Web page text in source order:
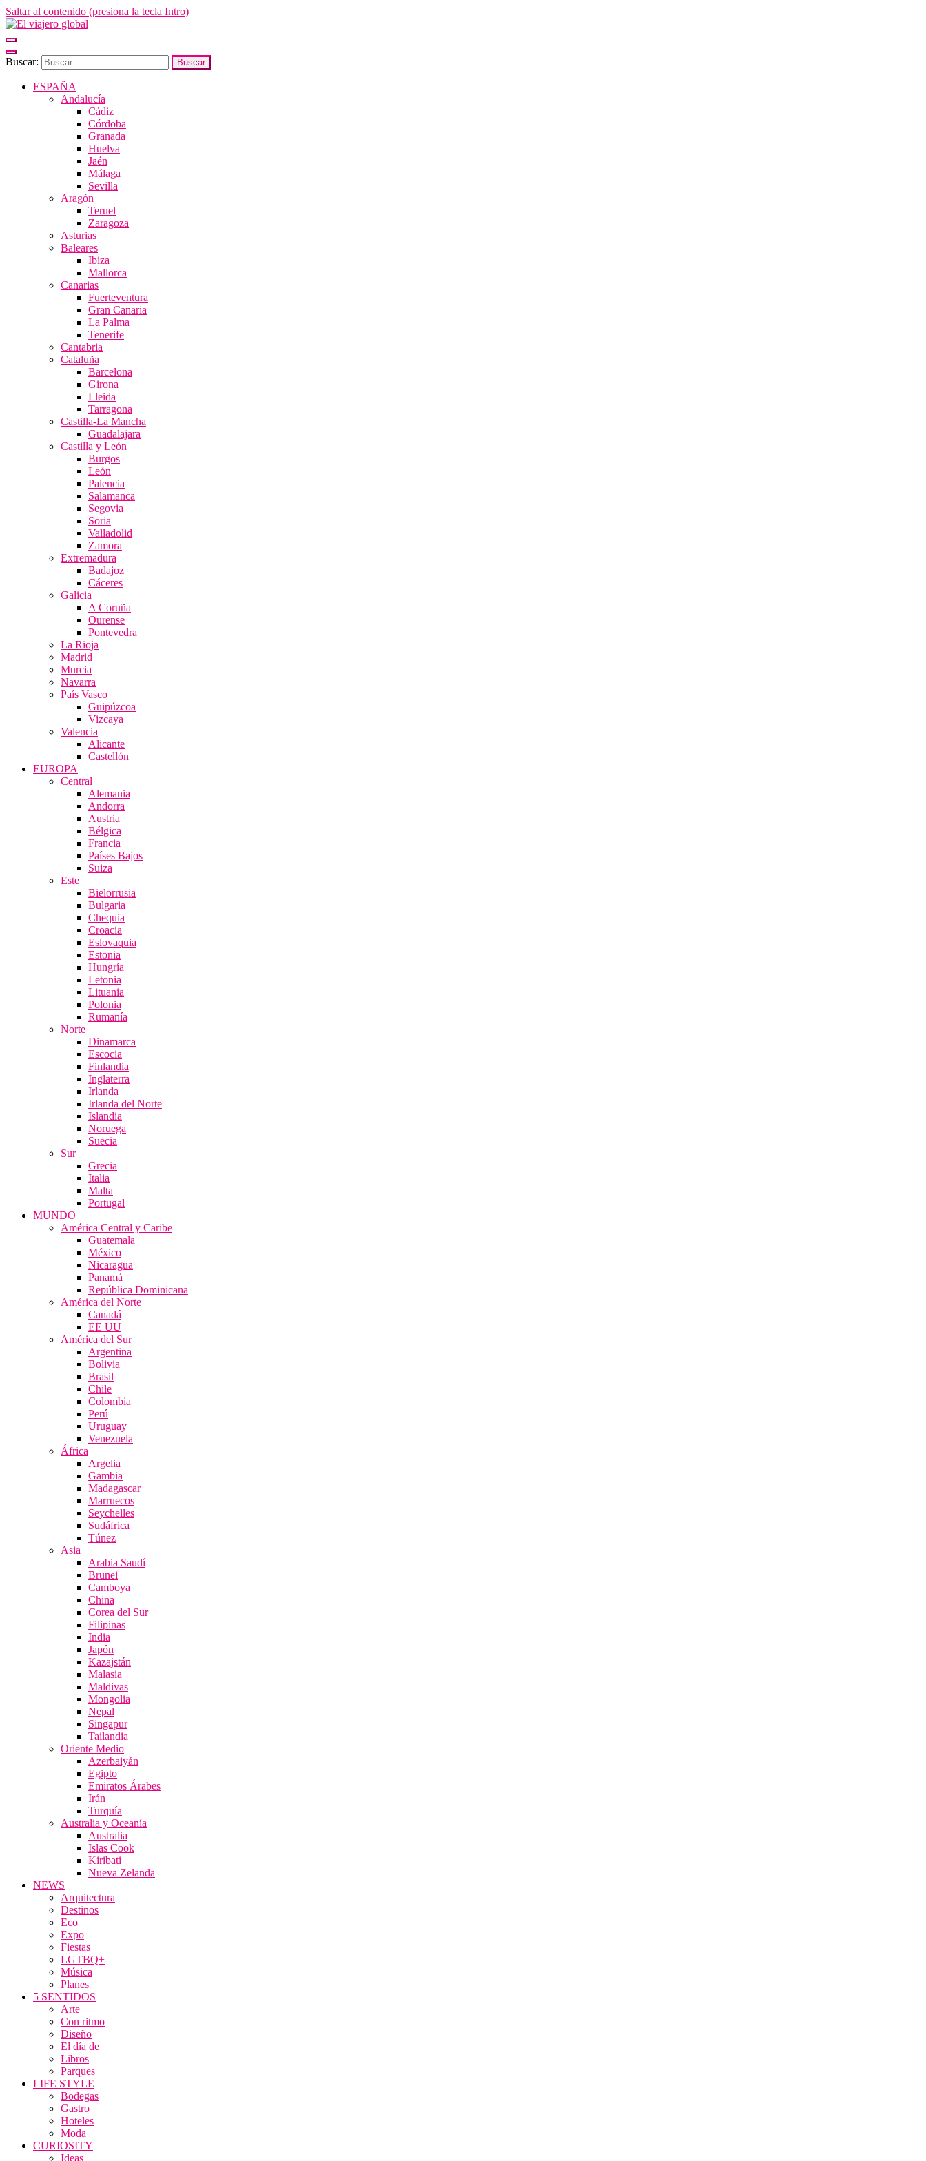
Saltar al contenido (presiona la tecla Intro)
Buscar:
ESPAÑA
Andalucía
Cádiz
Córdoba
Granada
Huelva
Jaén
Málaga
Sevilla
Aragón
Teruel
Zaragoza
Asturias
Baleares
Ibiza
Mallorca
Canarias
Fuerteventura
Gran Canaria
La Palma
Tenerife
Cantabria
Cataluña
Barcelona
Girona
Lleida
Tarragona
Castilla-La Mancha
Guadalajara
Castilla y León
Burgos
León
Palencia
Salamanca
Segovia
Soria
Valladolid
Zamora
Extremadura
Badajoz
Cáceres
Galicia
A Coruña
Ourense
Pontevedra
La Rioja
Madrid
Murcia
Navarra
País Vasco
Guipúzcoa
Vizcaya
Valencia
Alicante
Castellón
EUROPA
Central
Alemania
Andorra
Austria
Bélgica
Francia
Países Bajos
Suiza
Este
Bielorrusia
Bulgaria
Chequia
Croacia
Eslovaquia
Estonia
Hungría
Letonia
Lituania
Polonia
Rumanía
Norte
Dinamarca
Escocia
Finlandia
Inglaterra
Irlanda
Irlanda del Norte
Islandia
Noruega
Suecia
Sur
Grecia
Italia
Malta
Portugal
MUNDO
América Central y Caribe
Guatemala
México
Nicaragua
Panamá
República Dominicana
América del Norte
Canadá
EE UU
América del Sur
Argentina
Bolivia
Brasil
Chile
Colombia
Perú
Uruguay
Venezuela
África
Argelia
Gambia
Madagascar
Marruecos
Seychelles
Sudáfrica
Túnez
Asia
Arabia Saudí
Brunei
Camboya
China
Corea del Sur
Filipinas
India
Japón
Kazajstán
Malasia
Maldivas
Mongolia
Nepal
Singapur
Tailandia
Oriente Medio
Azerbaiyán
Egipto
Emiratos Árabes
Irán
Turquía
Australia y Oceanía
Australia
Islas Cook
Kiribati
Nueva Zelanda
NEWS
Arquitectura
Destinos
Eco
Expo
Fiestas
LGTBQ+
Música
Planes
5 SENTIDOS
Arte
Con ritmo
Diseño
El día de
Libros
Parques
LIFE STYLE
Bodegas
Gastro
Hoteles
Moda
CURIOSITY
Ideas